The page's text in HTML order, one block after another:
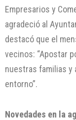
Empresarios y
agradeció al
destacó que el
vecinos: “Apostar
nuestras familias y
entorno”.
Novedades en la